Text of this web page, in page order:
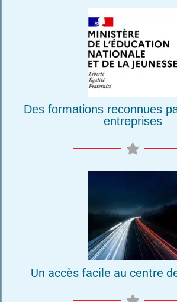
Des formations reconnues
entreprises
Un accès facile au centre